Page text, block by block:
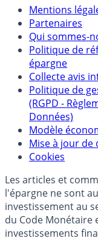
Mentions
Partenaires
Qui sommes-
Politique de
épargne
Collecte avis
Politique de
(RGPD -
Données)
Modèle
Mise à jour de
Cookies
Les articles et
l'épargne ne sont
investissement au
du Code Monétaire
investissements